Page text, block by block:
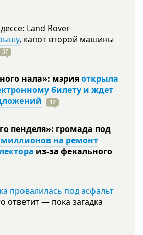
Land Rover
, капот второй машины
37
нала»: мэрияоткрыла
билету и ждет
17
пенделя»: громада под
миллионов на ремонт
из-за фекального
провалилась под асфальт
ответит — пока загадка